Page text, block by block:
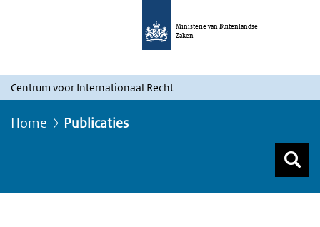
Ministerie van Buitenlandse
Zaken
Centrum voor Internationaal Recht
Home Publicaties